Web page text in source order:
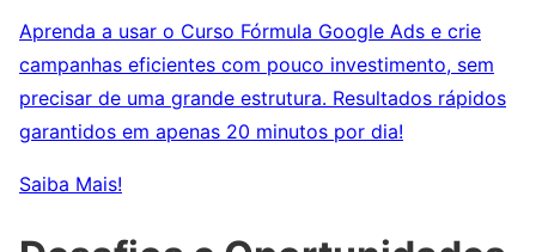
Aprenda a usar o Curso Fórmula Google Ads e crie
campanhas eficientes com pouco investimento, sem
precisar de uma grande estrutura. Resultados rápidos
garantidos em apenas 20 minutos por dia!
Saiba Mais!